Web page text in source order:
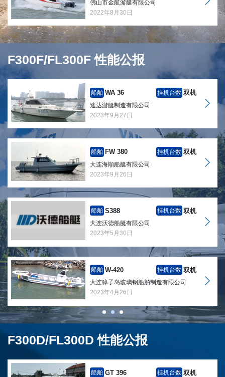
佛山市金航游艇有限公司
2022年8月30日
F300F/FL300F 性能公报
船舶 WA 36 挂机台数 双机
途达游艇制造有限公司
2023年9月27日
船舶 FW 380 挂机台数 双机
大连海順船艇有限公司
2023年9月26日
船舶 S388 挂机台数 双机
大连沃德船艇有限公司
2023年5月30日
船舶 W-420 挂机台数 双机
大连獐子岛玻璃钢船舶制造有限公司
2023年4月26日
F300D/FL300D 性能公报
船舶 GT 396 挂机台数 双机